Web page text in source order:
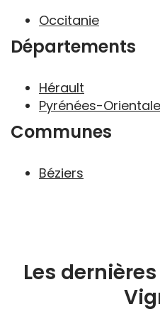
Occitanie
Départements
Hérault
Pyrénées-
Communes
Béziers
Les